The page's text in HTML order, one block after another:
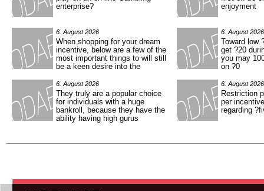
enterprise?
enjoyment
6. August 2026
When shopping for your dream
incentive, below are a few of the
most important things to will still
be a keen desire into the
6. August 2026
Toward low
get ?20
you may
on ?0
6. August 2026
They truly are a popular choice
for individuals with a huge
bankroll, because they have the
ability having high gurus
6. August 2026
Restriction
per
regarding
Hauptmenü